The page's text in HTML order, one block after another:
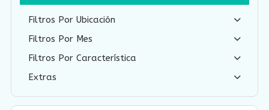
Filtros Por Ubicación
Filtros Por Mes
Filtros Por Característica
Extras